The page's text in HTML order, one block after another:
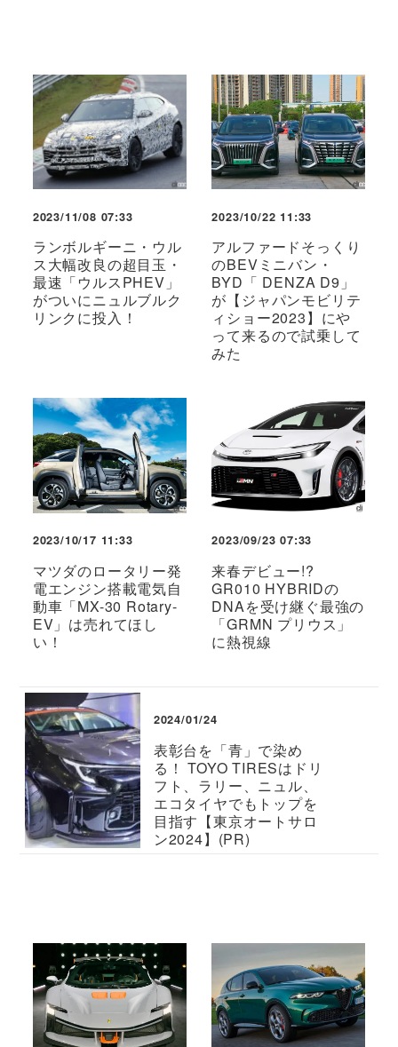
2023/11/08 07:33
ランボルギーニ・ウル
ス大幅改良の超目玉・
最速「ウルスPHEV」
がついにニュルブルク
リンクに投入！
2023/10/22 11:33
アルファードそっくり
のBEVミニバン・
BYD「 DENZA D9」
が【ジャパンモビリテ
ィショー2023】にや
って来るので試乗して
みた
2023/10/17 11:33
マツダのロータリー発
電エンジン搭載電気自
動車「MX-30 Rotary-
EV」は売れてほし
い！
2023/09/23 07:33
来春デビュー!?
GR010 HYBRIDの
DNAを受け継ぐ最強の
「GRMN プリウス」
に熱視線
2024/01/24
表彰台を「青」で染め
る！ TOYO TIRESはドリ
フト、ラリー、ニュル、
エコタイヤでもトップを
目指す【東京オートサロ
ン2024】(PR)